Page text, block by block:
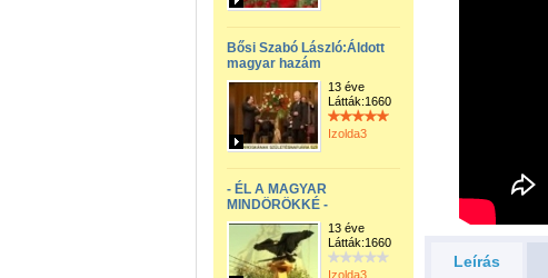
Bősi Szabó László:Áldott
magyar hazám
13 éve
Látták:1660
Izolda3
- ÉL A MAGYAR
MINDÖRÖKKÉ -
13 éve
Látták:1660
Izolda3
Leírás